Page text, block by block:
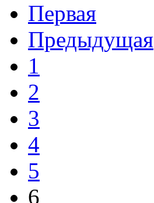
Первая
Предыдущая
1
2
3
4
5
6